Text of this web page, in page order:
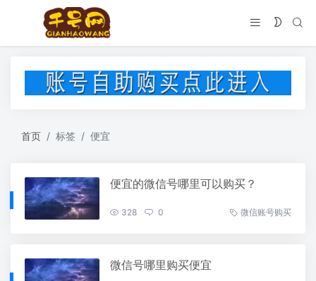
首页 标签 便宜
便宜的微信号哪里可以购买？
328 0 微信账号购买
微信号哪里购买便宜